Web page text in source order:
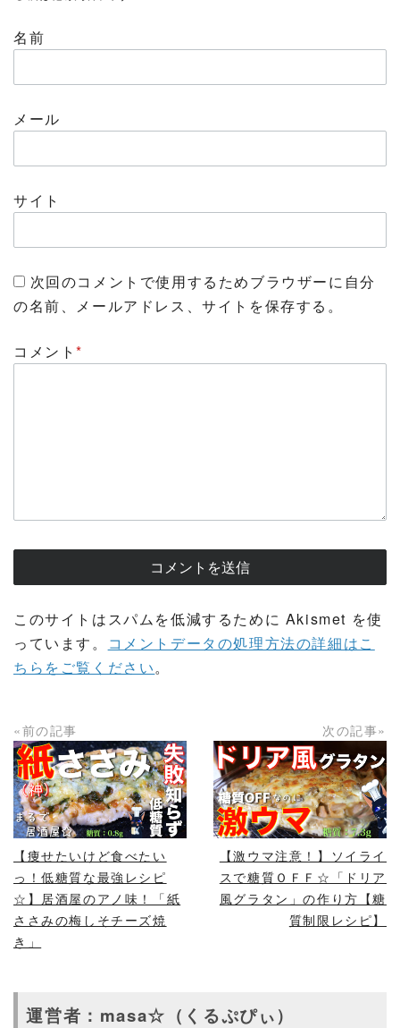
名前
メール
サイト
次回のコメントで使用するためブラウザーに自分
の名前、メールアドレス、サイトを保存する。
コメント*
このサイトはスパムを低減するために Akismet を使
っています。
コメントデータの処理方法の詳細はこ
ちらをご覧ください。
«前の記事
READ MORE
【痩せたいけど食べたい
っ！低糖質な最強レシピ
☆】居酒屋のアノ味！「紙
ささみの梅しそチーズ焼
き」
次の記事»
READ MORE
【激ウマ注意！】ソイライ
スで糖質ＯＦＦ☆「ドリア
風グラタン」の作り方【糖
質制限レシピ】
運営者：masa☆（くるぷぴぃ）